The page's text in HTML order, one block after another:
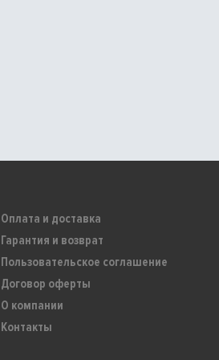
Оплата и доставка
Гарантия и возврат
Пользовательское соглашение
Договор оферты
О компании
Контакты